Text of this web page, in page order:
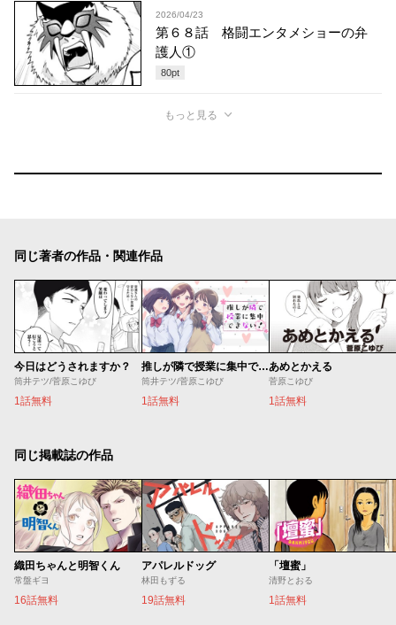
2026/04/23
第６８話 格闘エンタメショーの弁
護人①
80pt
もっと見る
同じ著者の作品・関連作品
今日はどうされますか？
筒井テツ/菅原こゆび
1話無料
推しが隣で授業に集中できない！
筒井テツ/菅原こゆび
1話無料
あめとかえる
菅原こゆび
1話無料
同じ掲載誌の作品
織田ちゃんと明智くん
常盤ギヨ
16話無料
アパレルドッグ
林田もずる
19話無料
「壇蜜」
清野とおる
1話無料